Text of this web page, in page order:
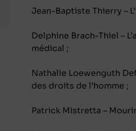
Jean-Baptiste Thierry –
Delphine Brach-Thiel –
médical ;
Nathalie Loewenguth
des droits de l’homme ;
Patrick Mistretta –